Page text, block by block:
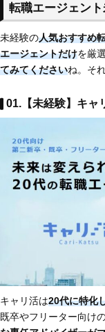
転職エージェン
未経験の人気おすすめ
エージェントだけを厳
てみてくださいね。そ
01.【未経験】キャ
キャリ活は20代に特化
既卒やフリーター向け